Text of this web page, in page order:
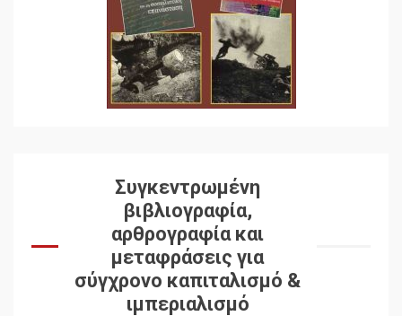
Συγκεντρωμένη
βιβλιογραφία,
αρθρογραφία και
μεταφράσεις για
σύγχρονο καπιταλισμό &
ιμπεριαλισμό